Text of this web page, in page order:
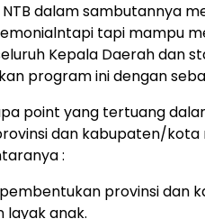
dalam sambutannya
tapi mampu
Kepala Daerah dan
program ini dengan
point yang tertuang
dan kabupaten/
:
pembentukan provinsi dan
layak anak.